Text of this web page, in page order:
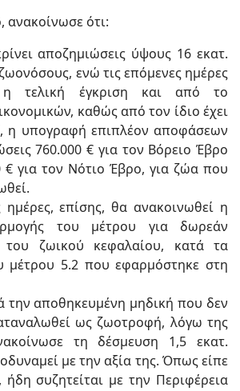
ανακοίνωσε ότι:
αποζημιώσεις ύψους 16 εκατ.
ενώ τις επόμενες ημέρες
η τελική έγκριση και από το
καθώς από τον ίδιο έχει
η υπογραφή επιπλέον αποφάσεων
760.000 € για τον Βόρειο Έβρο
€ για τον Νότιο Έβρο, για ζώα που
ημέρες, επίσης, θα ανακοινωθεί η
του μέτρου για δωρεάν
του ζωικού κεφαλαίου, κατά τα
μέτρου 5.2 που εφαρμόστηκε στη
την αποθηκευμένη μηδική που δεν
ως ζωοτροφή, λόγω της
τη δέσμευση 1,5 εκατ.
με την αξία της. Όπως είπε
ήδη συζητείται με την Περιφέρεια